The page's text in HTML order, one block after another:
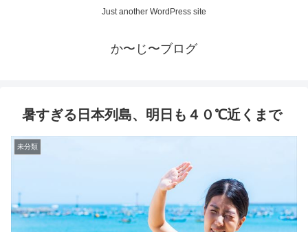
Just another WordPress site
か〜じ〜ブログ
暑すぎる日本列島、明日も４０℃近くまで
未分類